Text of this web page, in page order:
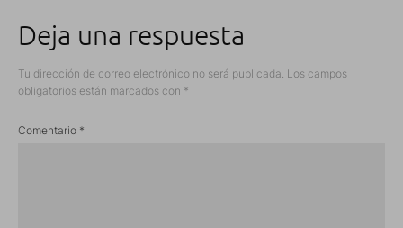
Deja una respuesta
Tu dirección de correo electrónico no será publicada. Los campos
obligatorios están marcados con *
Comentario *